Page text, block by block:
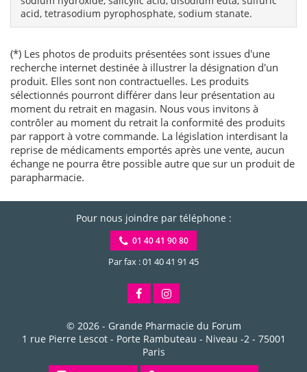
acid, tetrasodium pyrophosphate, sodium stanate.
(*) Les photos de produits présentées sont issues d'une
recherche internet destinée à illustrer la désignation d'un
produit. Elles sont non contractuelles. Les produits
sélectionnés pourront différer dans leur présentation au
moment du retrait en magasin. Nous vous invitons à
contrôler au moment du retrait la conformité des produits
par rapport à votre commande. La législation interdisant la
reprise de médicaments emportés après une vente, aucun
échange ne pourra être possible autre que sur un produit de
parapharmacie.
Pour nous joindre par téléphone :
01 40 41 90 80
Par fax : 01 40 41 91 45
© 2026 - Grande Pharmacie du Forum
1 rue Pierre Lescot - Porte Rambuteau - Niveau -2- 75001
Paris